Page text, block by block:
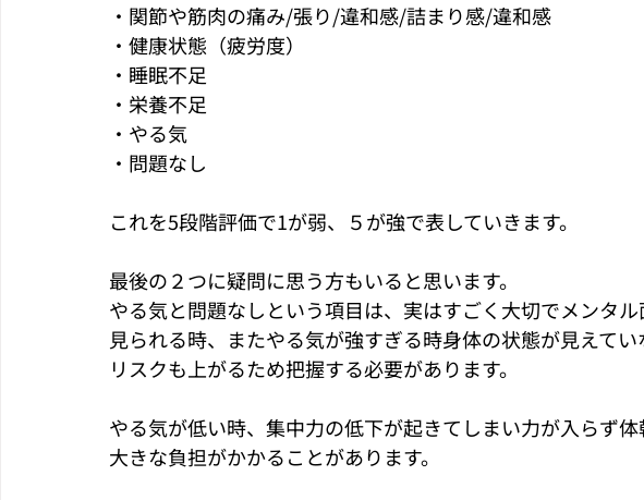
・関節や筋肉の痛み/張り/違和感/詰まり感/違和感
・健康状態（疲労度）
・睡眠不足
・栄養不足
・やる気
・問題なし
これを5段階評価で1が弱、５が強で表していきます。
最後の２つに疑問に思う方もいると思います。
やる気と問題なしという項目は、実はすごく大切でメンタ
見られる時、またやる気が強すぎる時身体の状態が見えて
リスクも上がるため把握する必要があります。
やる気が低い時、集中力の低下が起きてしまい力が入らず
大きな負担がかかることがあります。